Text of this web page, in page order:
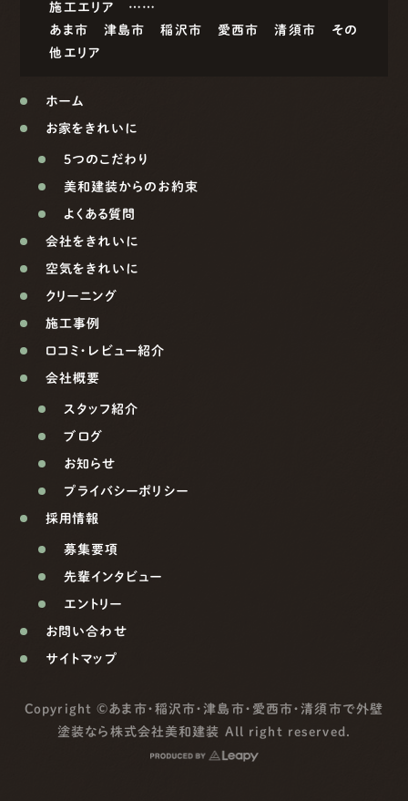
施工エリア ……
あま市
津島市 稲沢市 愛西市 清須市
その
他エリア
ホーム
お家をきれいに
5つのこだわり
美和建装からのお約束
よくある質問
会社をきれいに
空気をきれいに
クリーニング
施工事例
口コミ・レビュー紹介
会社概要
スタッフ紹介
ブログ
お知らせ
プライバシーポリシー
採用情報
募集要項
先輩インタビュー
エントリー
お問い合わせ
サイトマップ
Copyright ©あま市・稲沢市・津島市・愛西市・清須市で外壁
塗装なら株式会社美和建装 All right reserved.